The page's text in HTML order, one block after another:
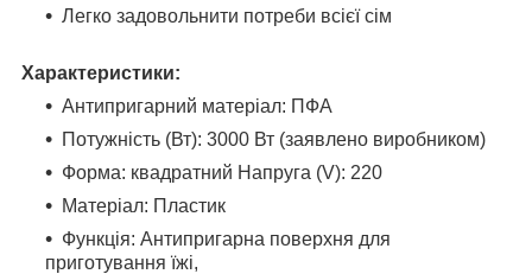
Легко задовольнити потреби всієї сім
Характеристики:
Антипригарний матеріал: ПФА
Потужність (Вт): 3000 Вт (заявлено виробником)
Форма: квадратний Напруга (V): 220
Матеріал: Пластик
Функція: Антипригарна поверхня для
приготування їжі,